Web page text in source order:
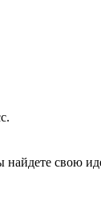
найдете свою